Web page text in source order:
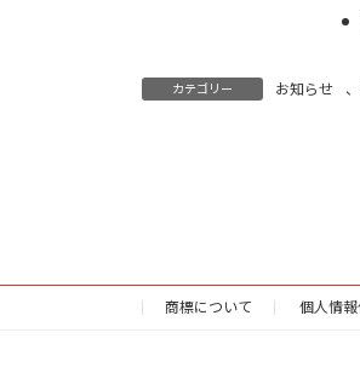
カテゴリー お知らせ 、
商標について 個人情